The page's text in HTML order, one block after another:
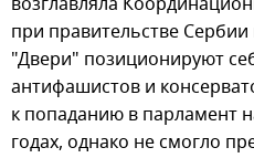
при правительстве
"Двери" позиционируют
антифашистов и
к попаданию в парламент
годах, однако не смогло